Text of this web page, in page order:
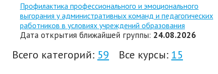
Профилактика профессионального и эмоционального
выгорания у административных команд и педагогических
работников в условиях учреждений образования
Дата открытия ближайшей группы: 24.08.2026
Всего категорий: 59 Все курсы: 15